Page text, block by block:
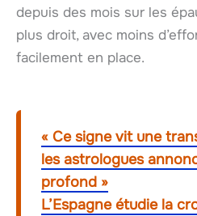
depuis des mois sur les
plus droit, avec moins
facilement en place.
« Ce signe vit une
les astrologues
profond »
L’Espagne étudie la